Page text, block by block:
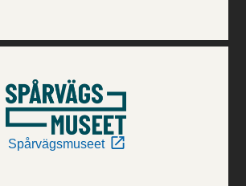
Spårvägsmuseet